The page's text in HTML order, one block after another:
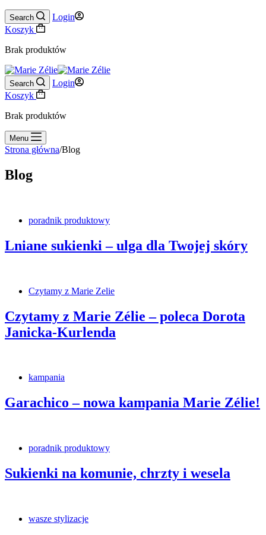
Search
Login
Koszyk
Brak produktów
Search
Login
Koszyk
Brak produktów
Menu
Strona główna/Blog
Blog
poradnik produktowy
Lniane sukienki – ulga dla Twojej skóry
Czytamy z Marie Zelie
Czytamy z Marie Zélie – poleca Dorota
Janicka-Kurlenda
kampania
Garachico – nowa kampania Marie Zélie!
poradnik produktowy
Sukienki na komunie, chrzty i wesela
wasze stylizacje